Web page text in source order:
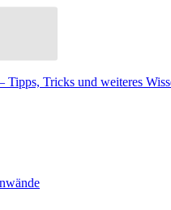
Tipps, Tricks und weiteres